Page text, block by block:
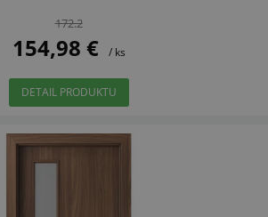
172.2
154,98 € / ks
DETAIL PRODUKTU